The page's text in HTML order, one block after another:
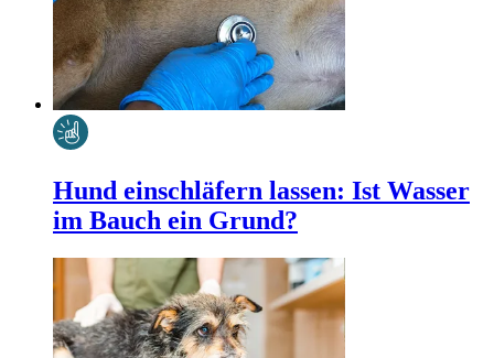
Hund einschläfern lassen: Ist Wasser
im Bauch ein Grund?